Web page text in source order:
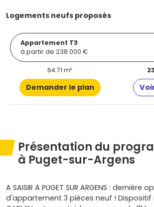
Logements neufs proposés
Appartement T3
à partir de 238 000 €
64.71 m²
Demander le plan
Présentation du
à Puget-sur-Argens
A SAISIR A PUGET SUR ARGENS : dernière
d'appartement 3 pièces neuf ! Dispositif